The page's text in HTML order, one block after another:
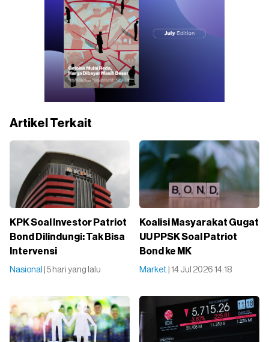
Artikel Terkait
KPK Soal Investor Patriot
Bond Dilindungi: Tak Bisa
Intervensi
Nasional | 5 hari yang lalu
Koalisi Masyarakat Gugat
UU PPSK Soal Patriot
Bond ke MK
Market | 14 Jul 2026 14:18